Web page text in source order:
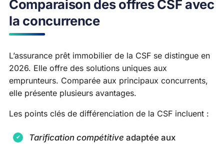
Comparaison des offres CSF avec
la concurrence
L’assurance prêt immobilier de la CSF se distingue en
2026. Elle offre des solutions uniques aux
emprunteurs. Comparée aux principaux concurrents,
elle présente plusieurs avantages.
Les points clés de différenciation de la CSF incluent :
Tarification compétitive adaptée aux